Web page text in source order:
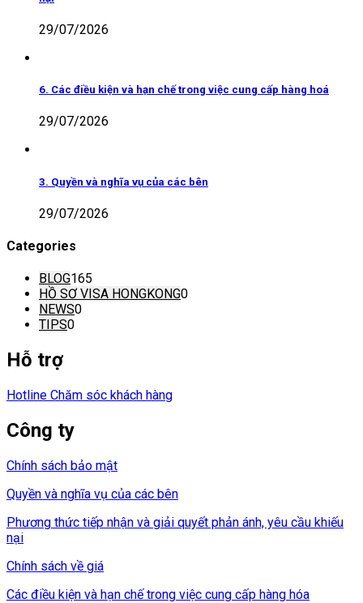
29/07/2026
6. Các điều kiện và hạn chế trong việc cung cấp hàng hoá
29/07/2026
3. Quyền và nghĩa vụ của các bên
29/07/2026
Categories
BLOG165
HỒ SƠ VISA HONGKONG0
NEWS0
TIPS0
Hỗ trợ
Hotline Chăm sóc khách hàng
Công ty
Chính sách bảo mật
Quyền và nghĩa vụ của các bên
Phương thức tiếp nhận và giải quyết phản ánh, yêu cầu khiếu
nại
Chính sách về giá
Các điều kiện và hạn chế trong việc cung cấp hàng hóa